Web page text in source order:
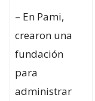
– En Pami,
crearon una
fundación
para
administrar